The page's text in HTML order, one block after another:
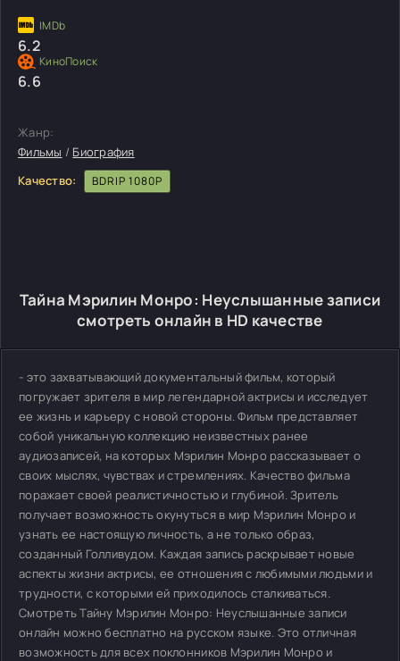
6.2
6.6
Жанр:
Фильмы / Биография
Качество:
BDRIP 1080P
Тайна Мэрилин Монро: Неуслышанные записи
смотреть онлайн в HD качестве
- это захватывающий документальный фильм, который
погружает зрителя в мир легендарной актрисы и исследует
ее жизнь и карьеру с новой стороны. Фильм представляет
собой уникальную коллекцию неизвестных ранее
аудиозаписей, на которых Мэрилин Монро рассказывает о
своих мыслях, чувствах и стремлениях. Качество фильма
поражает своей реалистичностью и глубиной. Зритель
получает возможность окунуться в мир Мэрилин Монро и
узнать ее настоящую личность, а не только образ,
созданный Голливудом. Каждая запись раскрывает новые
аспекты жизни актрисы, ее отношения с любимыми людьми и
трудности, с которыми ей приходилось сталкиваться.
Смотреть Тайну Мэрилин Монро: Неуслышанные записи
онлайн можно бесплатно на русском языке. Это отличная
возможность для всех поклонников Мэрилин Монро и